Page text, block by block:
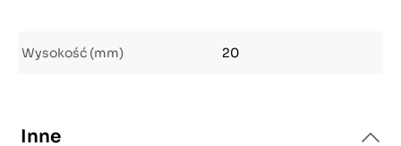
Wysokość (mm) 20
Inne